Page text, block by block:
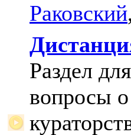
Раковский,
Раздел
вопросы